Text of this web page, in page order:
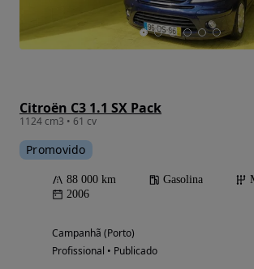
Citroën C3 1.1 SX Pack
1124 cm3 • 61 cv
Promovido
88 000 km Gasolina
2006
Campanhã (Porto)
Profissional • Publicado